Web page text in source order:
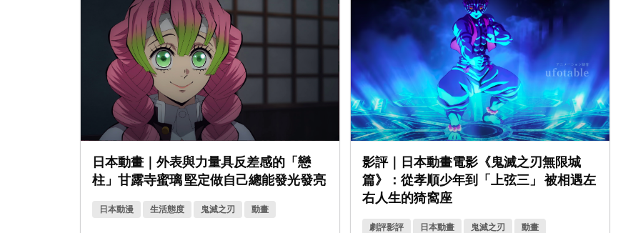
日本動畫｜外表與力量具反差感的「戀
柱」甘露寺蜜璃 堅定做自己總能發光發亮
日本動漫 生活態度 鬼滅之刃 動畫
影評｜日本動畫電影《鬼滅之刃無限城
篇》：從孝順少年到「上弦三」 被相遇左
右人生的猗窩座
劇評影評 日本動畫 鬼滅之刃 動畫